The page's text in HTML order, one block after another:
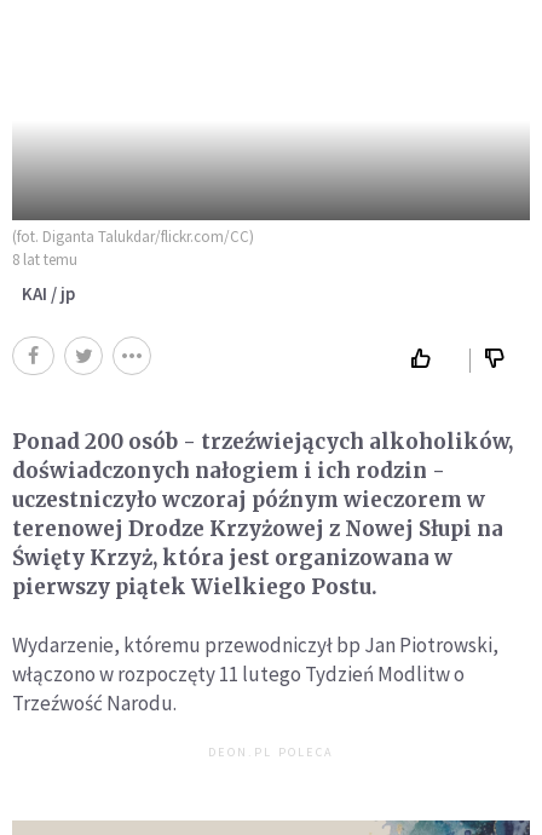
(fot. Diganta Talukdar/flickr.com/CC)
8 lat temu
KAI / jp
Ponad 200 osób - trzeźwiejących alkoholików,
doświadczonych nałogiem i ich rodzin -
uczestniczyło wczoraj późnym wieczorem w
terenowej Drodze Krzyżowej z Nowej Słupi na
Święty Krzyż, która jest organizowana w
pierwszy piątek Wielkiego Postu.
Wydarzenie, któremu przewodniczył bp Jan Piotrowski,
włączono w rozpoczęty 11 lutego Tydzień Modlitw o
Trzeźwość Narodu.
DEON.PL POLECA